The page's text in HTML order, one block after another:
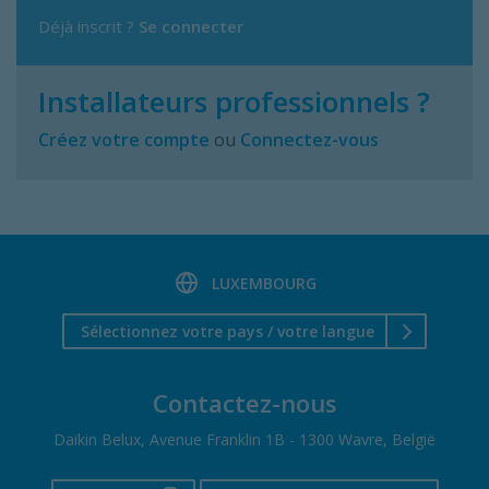
Déjà inscrit ? Se connecter
Installateurs professionnels ?
Créez votre compte ou Connectez-vous
LUXEMBOURG
Sélectionnez votre pays / votre langue
Contactez-nous
Daikin Belux, Avenue Franklin 1B - 1300 Wavre, België